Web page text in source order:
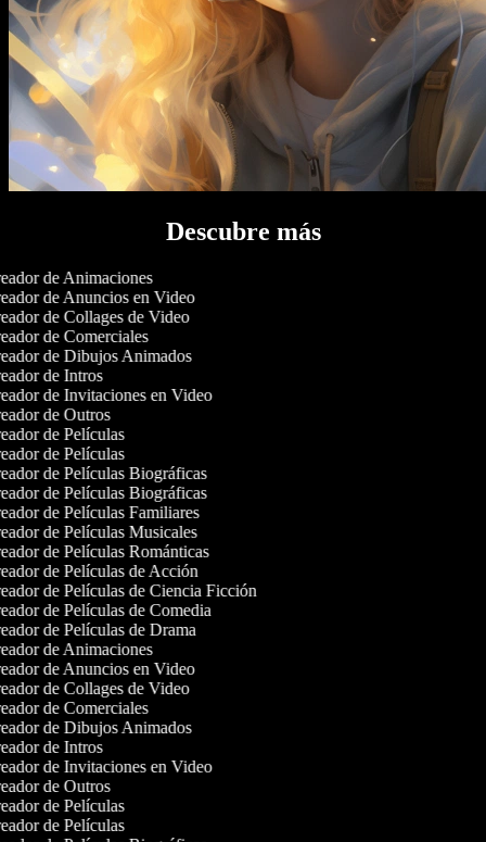
Descubre más
de Animaciones
de Anuncios en Video
de Collages de Video
de Comerciales
de Dibujos Animados
de Intros
de Invitaciones en Video
de Outros
de Películas
de Películas
de Películas Biográficas
de Películas Biográficas
de Películas Familiares
de Películas Musicales
de Películas Románticas
de Películas de Acción
de Películas de Ciencia Ficción
de Películas de Comedia
de Películas de Drama
de Animaciones
de Anuncios en Video
de Collages de Video
de Comerciales
de Dibujos Animados
de Intros
de Invitaciones en Video
de Outros
de Películas
de Películas